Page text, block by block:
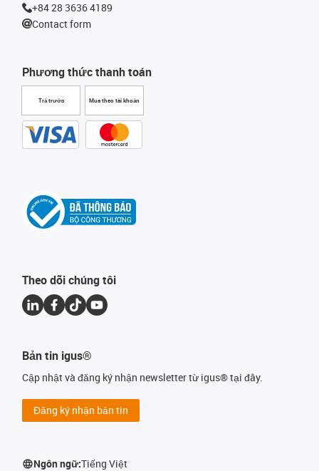
Phương thức thanh toán
Trả trước Mua theo tài khoản
+84 28 3636 4189
Contact form
Theo dõi chúng tôi
Bản tin igus®
Cập nhật và đăng ký nhận newsletter từ igus® tại đây.
Đăng ký nhận bản tin
Ngôn ngữ:Tiếng Việt